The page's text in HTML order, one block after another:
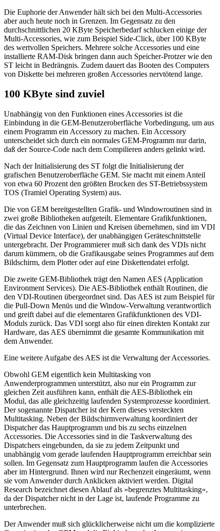
Die Euphorie der Anwender hält sich bei den Multi-Accessories
aber auch heute noch in Grenzen. Im Gegensatz zu den
durchschnittlichen 20 KByte Speicherbedarf schlucken einige der
Multi-Accessories, wie zum Beispiel Side-Click, über 100 KByte
des wertvollen Speichers. Mehrere solche Accessories und eine
installierte RAM-Disk bringen dann auch Speicher-Protzer wie den
ST leicht in Bedrängnis. Zudem dauert das Booten des Computers
von Diskette bei mehreren großen Accessories nervtötend lange.
100 KByte sind zuviel
Unabhängig von den Funktionen eines Accessories ist die
Einbindung in die GEM-Benutzeroberfläche Vorbedingung, um aus
einem Programm ein Accessory zu machen. Ein Accessory
unterscheidet sich durch ein normales GEM-Programm nur darin,
daß der Source-Code nach dem Compilieren anders gelinkt wird.
Nach der Initialisierung des ST folgt die Initialisierung der
grafischen Benutzeroberfläche GEM. Sie macht mit einem Anteil
von etwa 60 Prozent den größten Brocken des ST-Betriebssystem
TOS (Tramiel Operating System) aus.
Die von GEM bereitgestellten Grafik- und Windowroutinen sind in
zwei große Bibliotheken aufgeteilt. Elementare Grafikfunktionen,
die das Zeichnen von Linien und Kreisen übernehmen, sind im VDI
(Virtual Device Interface), der unabhängigen Geräteschnittstelle
untergebracht. Der Programmierer muß sich dank des VDIs nicht
darum kümmern, ob die Grafikausgabe seines Programmes auf dem
Bildschirm, dem Plotter oder auf eine Diskettendatei erfolgt.
Die zweite GEM-Bibliothek trägt den Namen AES (Application
Environment Services). Die AES-Bibliothek enthält Routinen, die
den VDI-Routinen übergeordnet sind. Das AES ist zum Beispiel für
die Pull-Down Menüs und die Window-Verwaltung verantwortlich
und greift dabei auf die elementaren Grafikfunktionen des VDI-
Moduls zurück. Das VDI sorgt also für einen direkten Kontakt zur
Hardware, das AES übernimmt die gesamte Kommunikation mit
dem Anwender.
Eine weitere Aufgabe des AES ist die Verwaltung der Accessories.
Obwohl GEM eigentlich kein Multitasking von
Anwenderprogrammen unterstützt, also nur ein Programm zur
gleichen Zeit ausführen kann, enthält die AES-Bibliothek ein
Modul, das alle gleichzeitig laufenden Systemprozesse koordiniert.
Der sogenannte Dispatcher ist der Kern dieses versteckten
Multitasking. Neben der Bildschirmverwaltung koordiniert der
Dispatcher das Hauptprogramm und bis zu sechs einzelnen
Accessories. Die Accessories sind in die Taskverwaltung des
Dispatchers eingebunden, da sie zu jedem Zeitpunkt und
unabhängig vom gerade laufenden Hauptprogramm erreichbar sein
sollen. Im Gegensatz zum Hauptprogramm laufen die Accessories
aber im Hintergrund. Ihnen wird nur Rechenzeit eingeräumt, wenn
sie vom Anwender durch Anklicken aktiviert werden. Digital
Research bezeichnet diesen Ablauf als »begrenztes Multitasking«,
da der Dispatcher nicht in der Lage ist, laufende Programme zu
unterbrechen.
Der Anwender muß sich glücklicherweise nicht um die komplizierte